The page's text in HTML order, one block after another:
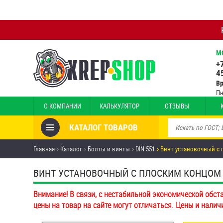
О КОМПАНИИ КАЛЬКУЛЯТОР ОТЗЫВЫ
КАТАЛОГ ТОВАРОВ
Товары со скидкой
Анкеры
Антивандальный крепёж,
инструмент
Болты и винты
Главная Каталог Болты и винты DIN 551 Винт установочный
ВИНТ УСТАНОВОЧНЫЙ С ПЛОСКИМ КОНЦОМ
Внимание! В связи, с нестабильной экономической
цены на товар на сайте могут отличаться. Цены и